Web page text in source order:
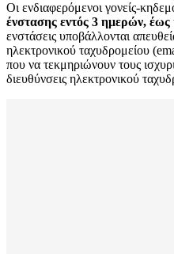
Οι ενδιαφερόμενοι γονείς-
ένστασης εντός 3 ημερών, έως
ενστάσεις υποβάλλονται
ηλεκτρονικού ταχυδρομείου
που να τεκμηριώνουν τους
διευθύνσεις ηλεκτρονικού